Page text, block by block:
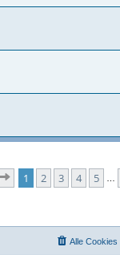
Seite von
1 2 3 4 5
Alle Cookies